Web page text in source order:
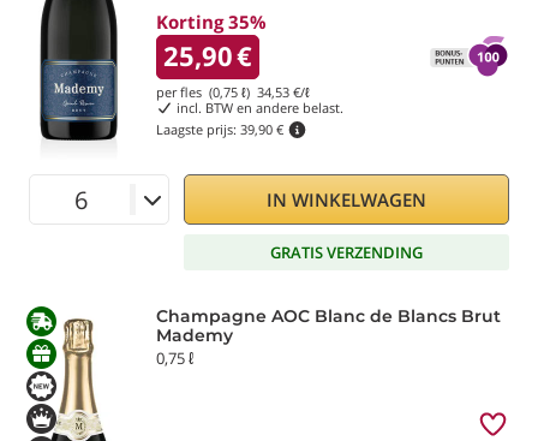
Korting 35%
25,90€
per fles (0,75 ℓ) 34,53 €/ℓ
incl. BTW en andere belast.
Laagste prijs: 39,90 €
IN WINKELWAGEN
GRATIS VERZENDING
Champagne AOC Blanc de Blancs Brut
Mademy
0,75 ℓ